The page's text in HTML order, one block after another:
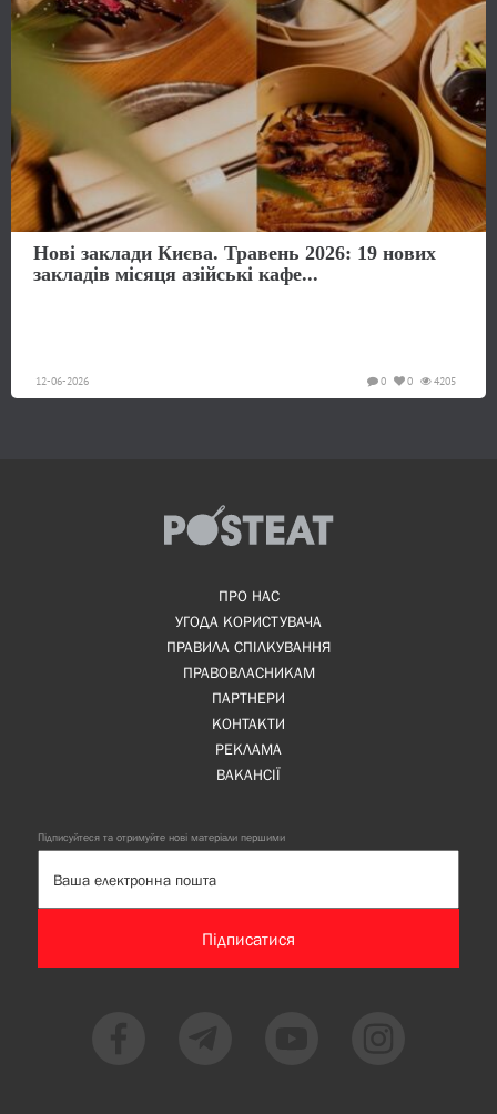
Нові заклади Києва. Травень 2026: 19 нових
закладів місяця азійські кафе...
12-06-2026 4205
0
0
ПРО НАС
УГОДА КОРИСТУВАЧА
ПРАВИЛА СПІЛКУВАННЯ
ПРАВОВЛАСНИКАМ
ПАРТНЕРИ
КОНТАКТИ
РЕКЛАМА
ВАКАНСІЇ
Підписуйтеся та отримуйте нові матеріали першими
Підписатися